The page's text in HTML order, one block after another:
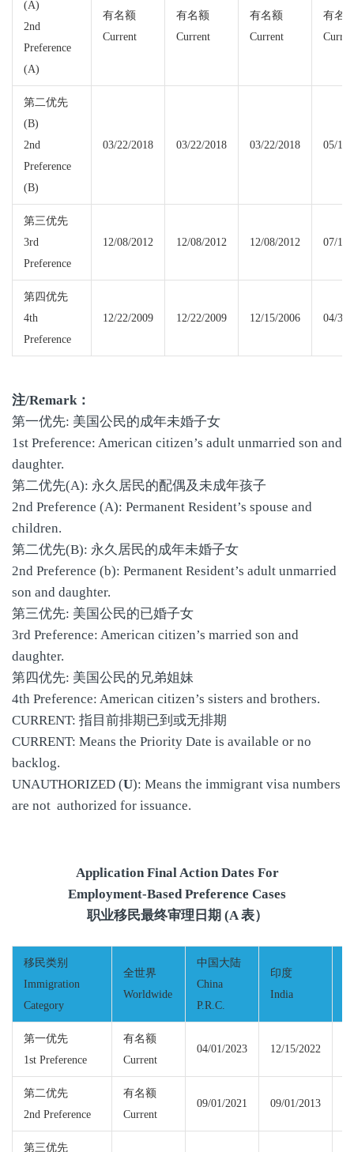
(A)
2nd
Preference
(A)
有名额
Current
有名额
Current
有名额
Current
有名
第二优先
(B)
2nd
Preference
(B)
03/22/2018 03/22/2018 03/22/2018 05/15/
第三优先
3rd
Preference
12/08/2012 12/08/2012 12/08/2012 07/15/
第四优先
4th
Preference
12/22/2009 12/22/2009 12/15/2006 04/30/
注/Remark：
第一优先: 美国公民的成年未婚子女
1st Preference: American citizen’s adult unmarried son and
daughter.
第二优先(A): 永久居民的配偶及未成年孩子
2nd Preference (A): Permanent Resident’s spouse and
children.
第二优先(B): 永久居民的成年未婚子女
2nd Preference (b): Permanent Resident’s adult unmarried
son and daughter.
第三优先: 美国公民的已婚子女
3rd Preference: American citizen’s married son and
daughter.
第四优先: 美国公民的兄弟姐妹
4th Preference: American citizen’s sisters and brothers.
CURRENT: 指目前排期已到或无排期
CURRENT: Means the Priority Date is available or no
backlog.
UNAUTHORIZED (U): Means the immigrant visa numbers
are not authorized for issuance.
Application Final Action Dates For
Employment-Based Preference Cases
职业移民最终审理日期 (A 表）
移民类别
Immigration
Category
全世界
Worldwide
中国大陆
China
P.R.C.
印度
India
第一优先
1st Preference
有名额
Current
04/01/2023 12/15/2022
第二优先
2nd Preference
有名额
Current
09/01/2021 09/01/2013
第三优先